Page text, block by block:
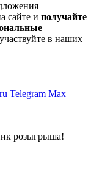
сайте и получайте
в наших
Telegram Max
розыгрыша!